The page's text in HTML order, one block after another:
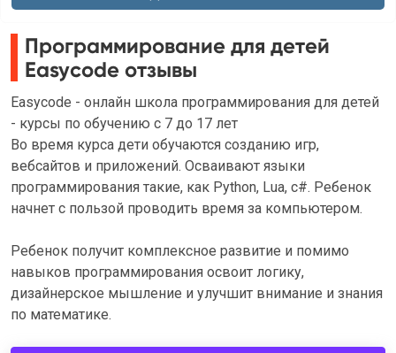
Программирование для детей
Easycode отзывы
Easycode - онлайн школа программирования для детей
- курсы по обучению с 7 до 17 лет
Во время курса дети обучаются созданию игр,
вебсайтов и приложений. Осваивают языки
программирования такие, как Python, Lua, c#. Ребенок
начнет с пользой проводить время за компьютером.
Ребенок получит комплексное развитие и помимо
навыков программирования освоит логику,
дизайнерское мышление и улучшит внимание и знания
по математике.